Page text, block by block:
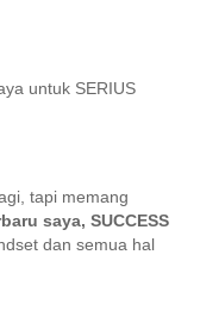
untuk SERIUS
tapi memang
saya, SUCCESS
dan semua hal